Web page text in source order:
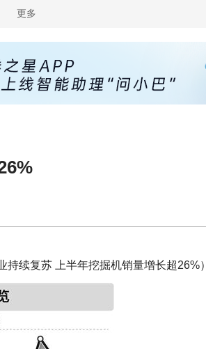
更多
持续复苏 上半年挖掘机销量增长超26%）